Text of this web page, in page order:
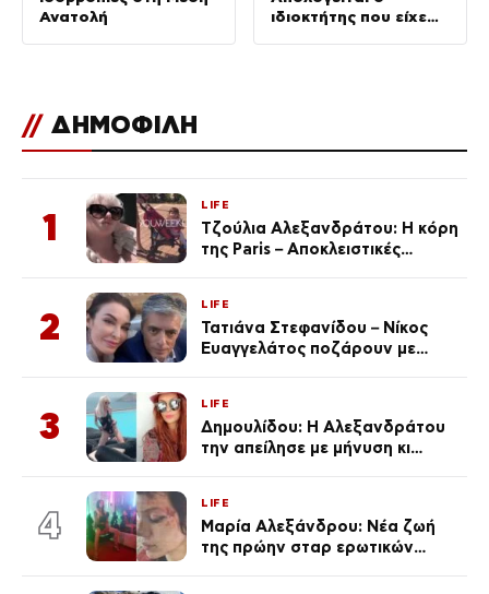
Ανατολή
ιδιοκτήτης που είχε
// ΔΗΜΟΦΙΛΗ
1
LIFE
Τζούλια Αλεξανδράτου: Η κόρη
της Paris – Αποκλειστικές
2
LIFE
Τατιάνα Στεφανίδου – Νίκος
Ευαγγελάτος ποζάρουν με
3
LIFE
Δημουλίδου: Η Αλεξανδράτου
την απείλησε με μήνυση κι
ποια είσαι σοκαρίστικα»
4
LIFE
Μαρία Αλεξάνδρου: Νέα ζωή
της πρώην σταρ ερωτικών